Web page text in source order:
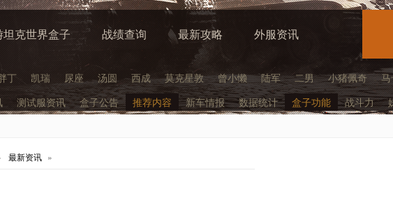
坦克世界盒子 战绩查询 最新攻略 外服资讯
丁 凯瑞 尿座 汤圆 西成 莫克星敦 曾小懒 陆军 二男 小猪佩奇
测试服资讯 盒子公告 推荐内容 新车情报 数据统计 盒子功能 战斗力
最新资讯 »